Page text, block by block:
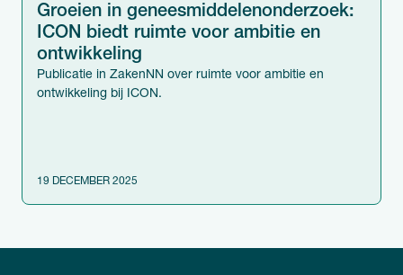
19 DECEMBER 2025
Groeien in geneesmiddelen­onderzoek:
ICON biedt ruimte voor ambitie en
ontwikkeling
Publicatie in ZakenNN over ruimte voor ambitie en
ontwikkeling bij ICON.